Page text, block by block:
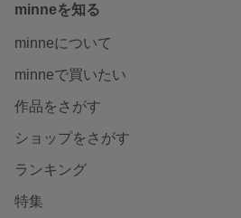
minneを知る
minneについて
minneで買いたい
作品をさがす
ショップをさがす
ランキング
特集